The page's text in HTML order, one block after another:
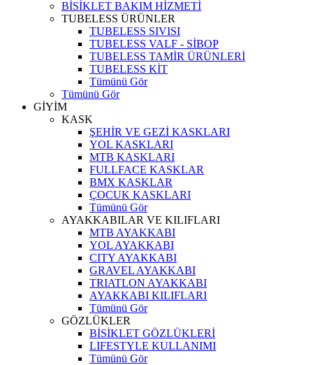
BİSİKLET BAKIM HİZMETİ
TUBELESS ÜRÜNLER
TUBELESS SIVISI
TUBELESS VALF - SİBOP
TUBELESS TAMİR ÜRÜNLERİ
TUBELESS KİT
Tümünü Gör
Tümünü Gör
GİYİM
KASK
ŞEHİR VE GEZİ KASKLARI
YOL KASKLARI
MTB KASKLARI
FULLFACE KASKLAR
BMX KASKLAR
ÇOCUK KASKLARI
Tümünü Gör
AYAKKABILAR VE KILIFLARI
MTB AYAKKABI
YOL AYAKKABI
CITY AYAKKABI
GRAVEL AYAKKABI
TRIATLON AYAKKABI
AYAKKABI KILIFLARI
Tümünü Gör
GÖZLÜKLER
BİSİKLET GÖZLÜKLERİ
LIFESTYLE KULLANIMI
Tümünü Gör